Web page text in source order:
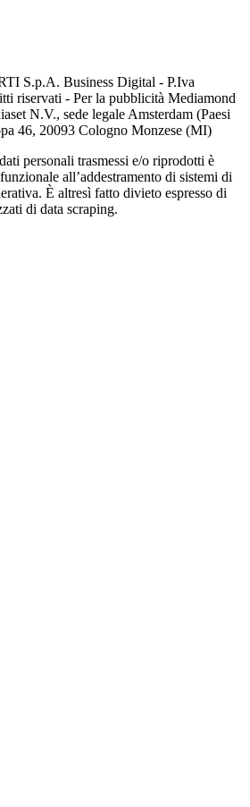
S.p.A. Business Digital - P.Iva
riservati - Per la pubblicità Mediamond
N.V., sede legale Amsterdam (Paesi
46, 20093 Cologno Monzese (MI)
personali trasmessi e/o riprodotti è
all’addestramento di sistemi di
È altresì fatto divieto espresso di
di data scraping.